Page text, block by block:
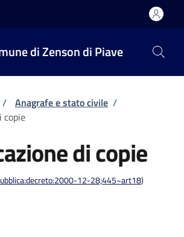
di Zenson di Piave
pane
/ Anagrafe e stato civile /
copie
di copie
12-28;445~art18)